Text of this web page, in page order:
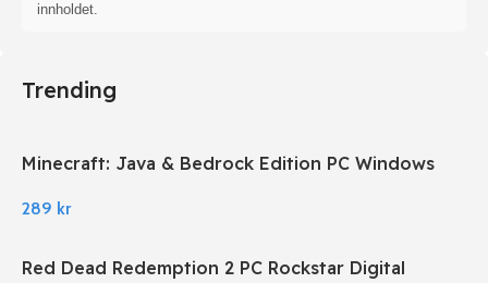
innholdet.
Trending
Minecraft: Java & Bedrock Edition PC Windows
289 kr
Red Dead Redemption 2 PC Rockstar Digital